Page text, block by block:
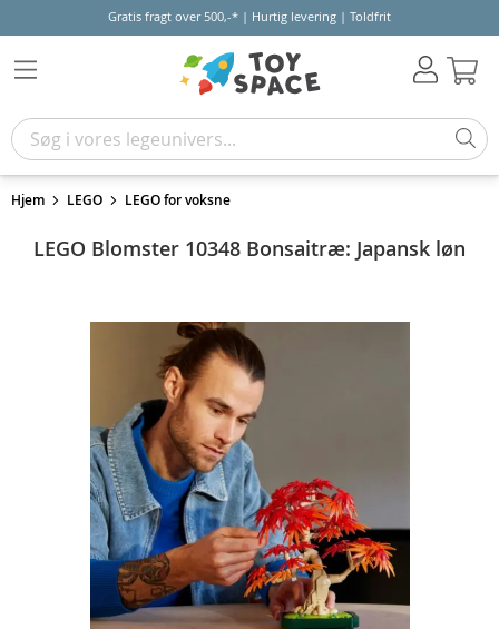
Gratis fragt over 500,-* | Hurtig levering | Toldfrit
Hjem LEGO LEGO for voksne
LEGO Blomster 10348 Bonsaitræ: Japansk løn